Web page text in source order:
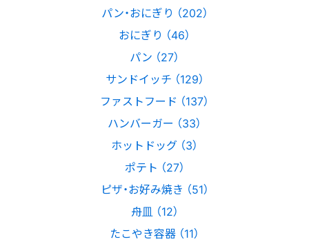
パン・おにぎり （202）
おにぎり （46）
パン （27）
サンドイッチ （129）
ファストフード （137）
ハンバーガー （33）
ホットドッグ （3）
ポテト （27）
ピザ・お好み焼き （51）
舟皿 （12）
たこやき容器 （11）